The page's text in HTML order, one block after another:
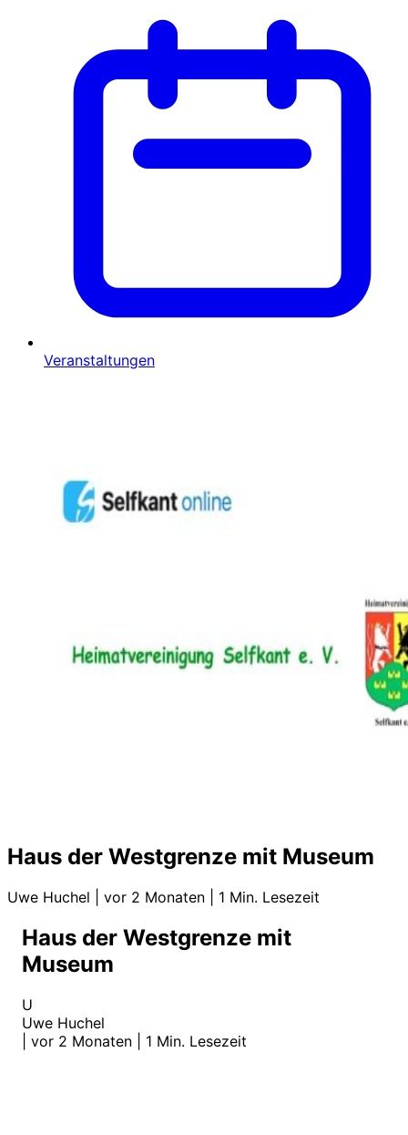
Veranstaltungen
Haus der Westgrenze mit Museum
Uwe Huchel vor 2 Monaten 1 Min. Lesezeit
Haus der Westgrenze mit
Museum
U
Uwe Huchel
vor 2 Monaten 1 Min. Lesezeit